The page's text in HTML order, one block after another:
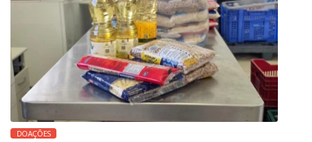
DOAÇÕES